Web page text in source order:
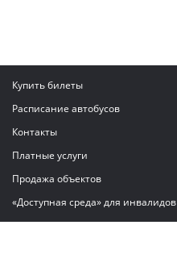
Купить билеты
Расписание автобусов
Контакты
Платные услуги
Продажа объектов
«Доступная среда» для инвалидов